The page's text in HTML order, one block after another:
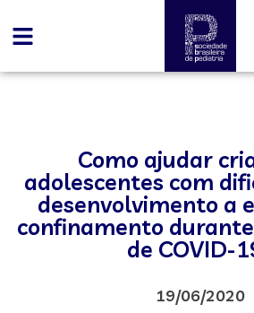
Como ajudar
adolescentes com
desenvolvimento a
confinamento
de COVID-
19/06/2020